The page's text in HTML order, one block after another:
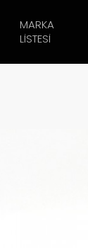
MARKA
LISTESI